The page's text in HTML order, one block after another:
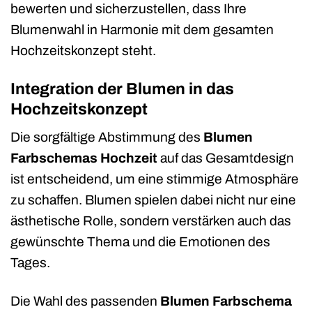
bewerten und sicherzustellen, dass Ihre
Blumenwahl in Harmonie mit dem gesamten
Hochzeitskonzept steht.
Integration der Blumen in das
Hochzeitskonzept
Die sorgfältige Abstimmung des Blumen
Farbschemas Hochzeit auf das Gesamtdesign
ist entscheidend, um eine stimmige Atmosphäre
zu schaffen. Blumen spielen dabei nicht nur eine
ästhetische Rolle, sondern verstärken auch das
gewünschte Thema und die Emotionen des
Tages.
Die Wahl des passenden Blumen Farbschema